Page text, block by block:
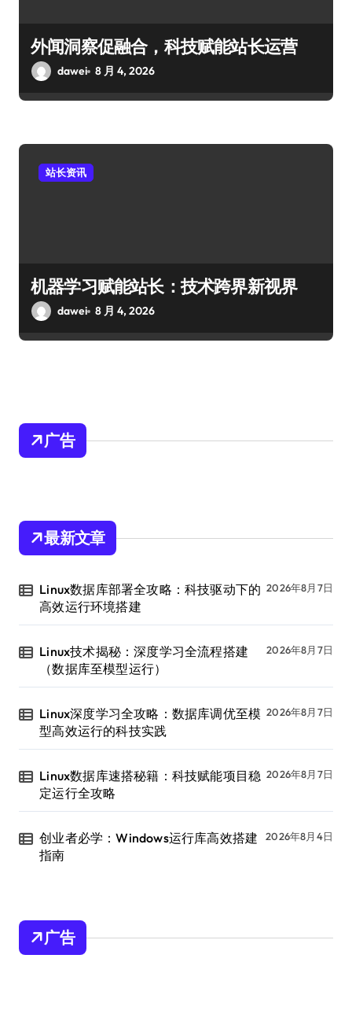
外闻洞察促融合，科技赋能站长运营
dawei 8 月 4, 2026
站长资讯
机器学习赋能站长：技术跨界新视界
dawei 8 月 4, 2026
广告
最新文章
Linux数据库部署全攻略：科技驱动下的
高效运行环境搭建
2026年8月7日
Linux技术揭秘：深度学习全流程搭建
（数据库至模型运行）
2026年8月7日
Linux深度学习全攻略：数据库调优至模
型高效运行的科技实践
2026年8月7日
Linux数据库速搭秘籍：科技赋能项目稳
定运行全攻略
2026年8月7日
创业者必学：Windows运行库高效搭建
指南
2026年8月4日
广告